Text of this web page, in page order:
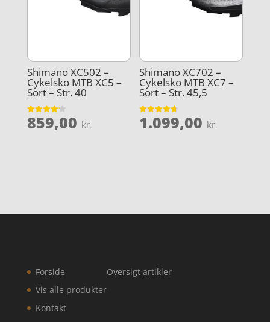
Shimano XC502 –
Cykelsko MTB XC5 –
Sort – Str. 40
Vurderet
4.2
859,00 kr.
Shimano XC702 –
Cykelsko MTB XC7 –
Sort – Str. 45,5
Vurderet
4.7
1.099,00 kr.
Forside
Vis alle produkter
Kontakt
Oversigt artikler